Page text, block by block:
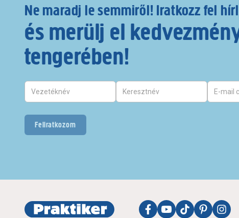
Ne maradj le semmiről! Iratkozz fel
és merülj el
tengerében!
Feliratkozom